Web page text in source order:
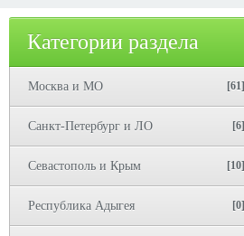
Категории раздела
Москва и МО [61]
Санкт-Петербург и ЛО [6]
Севастополь и Крым [10]
Республика Адыгея [0]